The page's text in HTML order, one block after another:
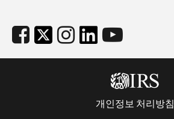
개인정보 처리방침